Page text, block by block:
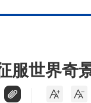
服世界奇